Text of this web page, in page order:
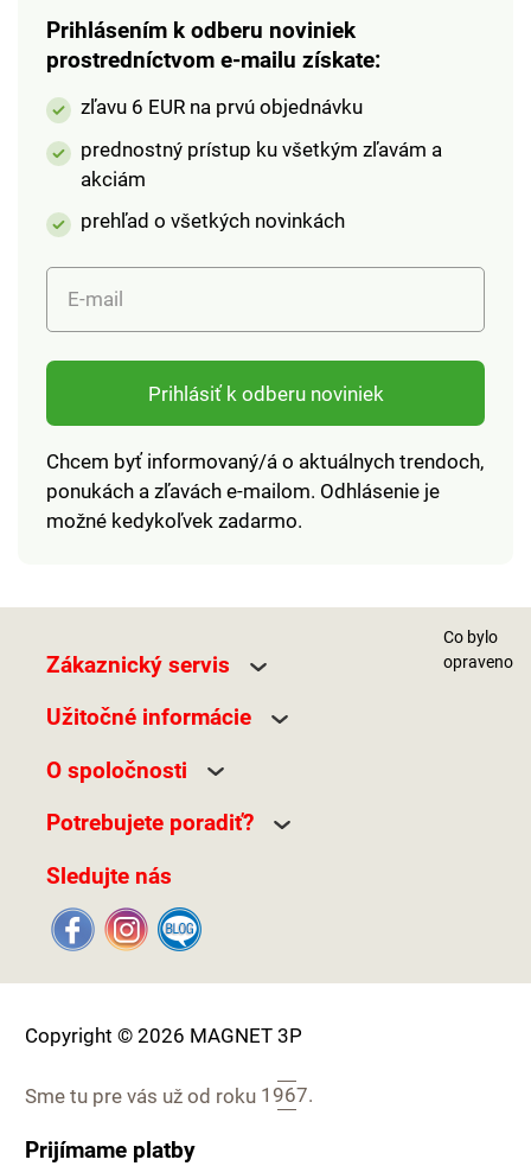
odpudzujúce
nečistoty. Udržateľné
rozmery.
Prihlásením k odberu noviniek
prostredníctvom e-mailu získate:
zľavu 6 EUR na prvú objednávku
prednostný prístup ku všetkým zľavám a
akciám
prehľad o všetkých novinkách
E-mail
Prihlásiť k odberu noviniek
Chcem byť informovaný/á o aktuálnych trendoch,
ponukách a zľavách e-mailom. Odhlásenie je
možné kedykoľvek zadarmo.
Zákaznický servis
Užitočné informácie
O spoločnosti
Potrebujete poradiť?
Sledujte nás
Co bylo
opraveno
Copyright © 2026 MAGNET 3P
Sme tu pre vás už od roku 1967.
Prijímame platby